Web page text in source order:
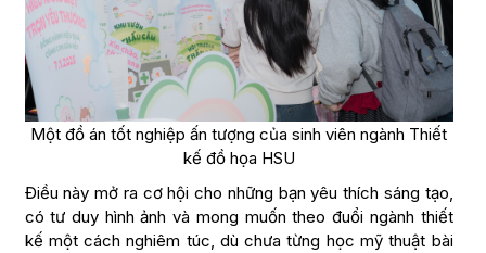
Một đồ án tốt nghiệp ấn tượng của sinh viên ngành Thiết
kế đồ họa HSU
Điều này mở ra cơ hội cho những bạn yêu thích sáng tạo,
có tư duy hình ảnh và mong muốn theo đuổi ngành thiết
kế một cách nghiêm túc, dù chưa từng học mỹ thuật bài